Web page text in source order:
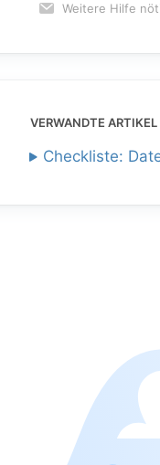
Weitere Hilfe
VERWANDTE ARTIKEL
Checkliste: